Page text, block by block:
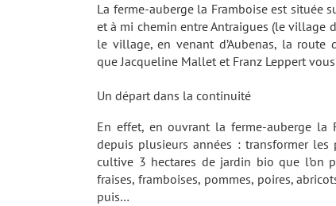
La ferme-auberge la Framboise est située
et à mi chemin entre Antraigues (le village
le village, en venant d’Aubenas, la
que Jacqueline Mallet et Franz Leppert
Un départ dans la continuité
En effet, en ouvrant la ferme-auberge la
depuis plusieurs années : transformer
cultive 3 hectares de jardin bio que l’on
fraises, framboises, pommes, poires,
puis…